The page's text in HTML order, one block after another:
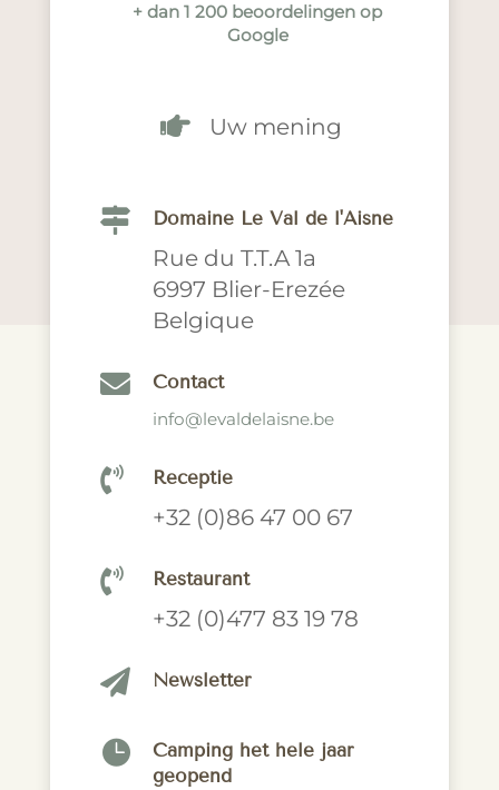
+ dan 1 200 beoordelingen op
Google
 Uw mening
 Domaine Le Val de l'Aisne
Rue du T.T.A 1a
6997 Blier-Erezée
Belgique
 Contact
info@levaldelaisne.be
 Receptie
+32 (0)86 47 00 67
 Restaurant
+32 (0)477 83 19 78
 Newsletter

Camping het hele jaar
geopend